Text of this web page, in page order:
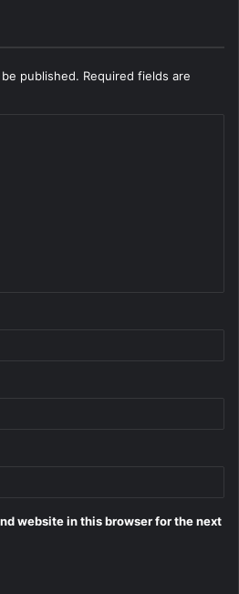
published. Required fields are
website in this browser for the next